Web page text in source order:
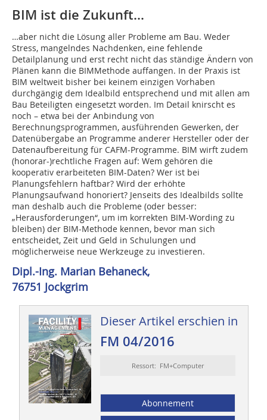
BIM ist die Zukunft…
…aber nicht die Lösung aller Probleme am Bau. Weder
Stress, mangelndes Nachdenken, eine fehlende
Detailplanung und erst recht nicht das ständige Ändern von
Plänen kann die BIMMethode auffangen. In der Praxis ist
BIM weltweit bisher bei keinem einzigen Vorhaben
durchgängig dem Idealbild entsprechend und mit allen am
Bau Beteiligten eingesetzt worden. Im Detail knirscht es
noch – etwa bei der Anbindung von
Berechnungsprogrammen, ausführenden Gewerken, der
Datenübergabe an Programme anderer Hersteller oder der
Datenaufbereitung für CAFM-Programme. BIM wirft zudem
(honorar-)rechtliche Fragen auf: Wem gehören die
kooperativ erarbeiteten BIM-Daten? Wer ist bei
Planungsfehlern haftbar? Wird der erhöhte
Planungsaufwand honoriert? Jenseits des Idealbilds sollte
man deshalb auch die Probleme (oder besser:
„Herausforderungen“, um im korrekten BIM-Wording zu
bleiben) der BIM-Methode kennen, bevor man sich
entscheidet, Zeit und Geld in Schulungen und
möglicherweise neue Werkzeuge zu investieren.
Dipl.-Ing. Marian Behaneck,
76751 Jockgrim
Dieser Artikel erschien in
FM 04/2016
Ressort: FM+Computer
Abonnement